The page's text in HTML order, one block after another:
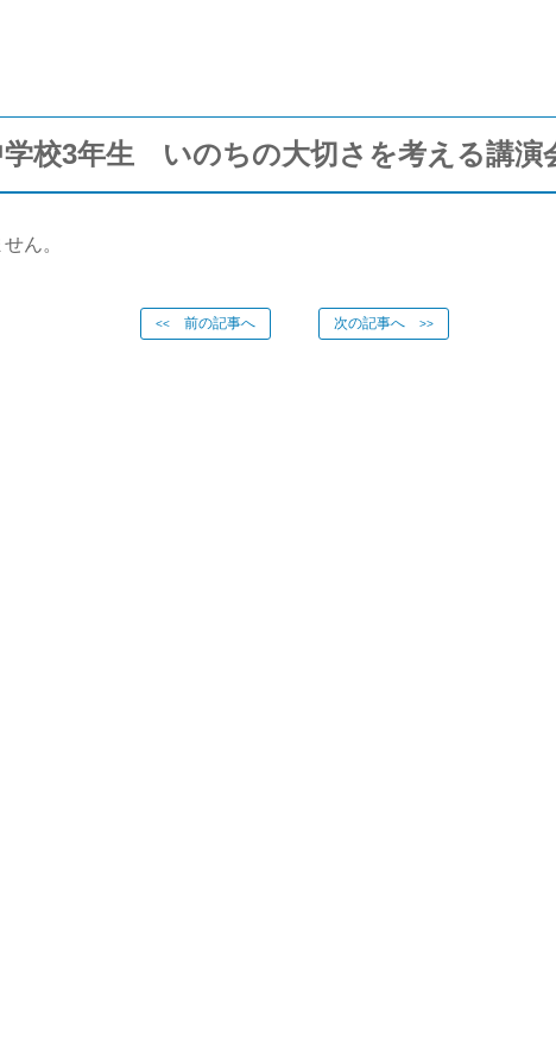
校3年生 いのちの大切さを考える講演
ん。
<< 前の記事へ 次の記事へ >>